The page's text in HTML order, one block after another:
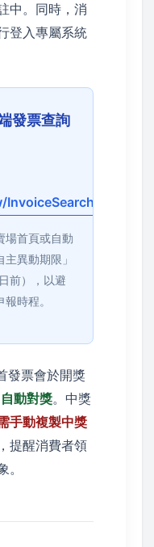
中。同時，消
登入專屬系統
發票查詢
場首頁或自動
異動期限」
前），以避
時程。
發票會於開獎
自動對獎。中獎
手動複製中獎
，提醒消費者領